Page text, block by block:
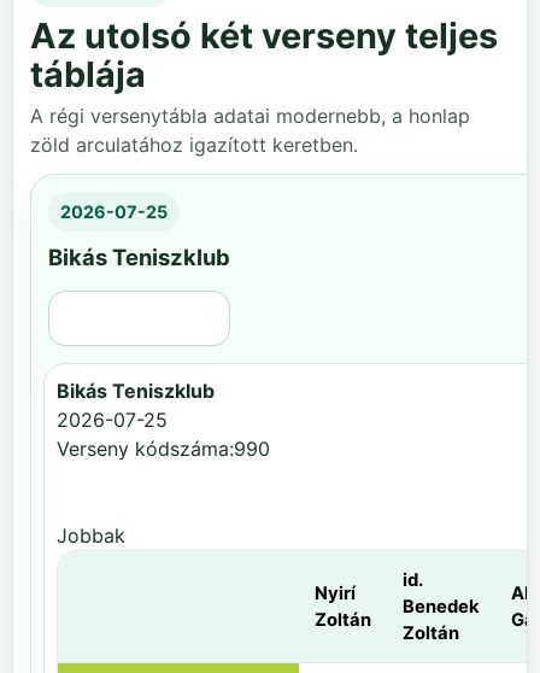
Az utolsó két verseny teljes
táblája
A régi versenytábla adatai modernebb, a honlap
zöld arculatához igazított keretben.
2026-07-25
Bikás Teniszklub
Bikás Teniszklub
2026-07-25
Verseny kódszáma:990
Jobbak
Nyirí
Zoltán
id.
Benedek
Zoltán